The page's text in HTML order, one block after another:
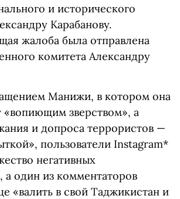
и исторического
Карабанову.
жалоба была отправлена
комитета Александру
Манижи, в котором она
«вопиющим зверством», а
и допроса террористов —
пользователи Instagram*
негативных
а один из комментаторов
«валить в свой Таджикистан и